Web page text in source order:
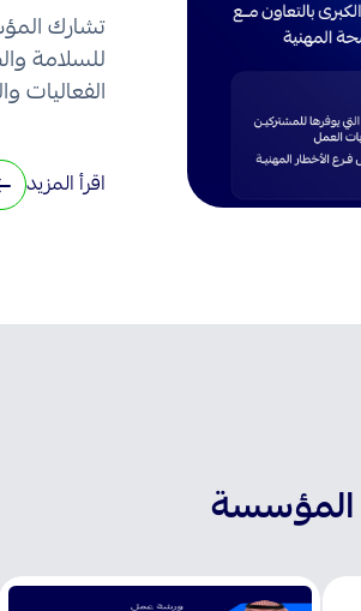
​تشارك
الفعاليات
اقرأ المزيد
: التأمينات
المؤسسة